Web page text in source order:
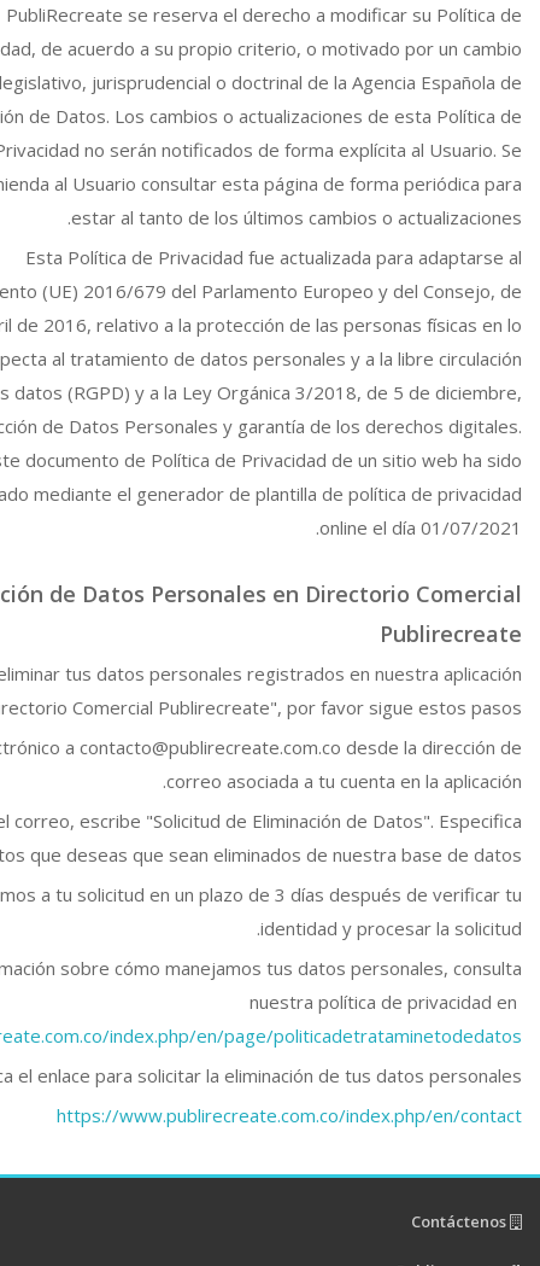
PubliRecreate se reserva el derecho a modificar su Política de
de acuerdo a su propio criterio, o motivado por un cambio
legislativo, jurisprudencial o doctrinal de la Agencia Española de
de Datos. Los cambios o actualizaciones de esta Política de
no serán notificados de forma explícita al Usuario. Se
al Usuario consultar esta página de forma periódica para
estar al tanto de los últimos cambios o actualizaciones.
Esta Política de Privacidad fue actualizada para adaptarse al
(UE) 2016/679 del Parlamento Europeo y del Consejo, de
de 2016, relativo a la protección de las personas físicas en lo
al tratamiento de datos personales y a la libre circulación
datos (RGPD) y a la Ley Orgánica 3/2018, de 5 de diciembre,
de Datos Personales y garantía de los derechos digitales.
documento de Política de Privacidad de un sitio web ha sido
mediante el generador de plantilla de política de privacidad
online el día 01/07/2021.
de Datos Personales en Directorio Comercial
Publirecreate
tus datos personales registrados en nuestra aplicación
Comercial Publirecreate", por favor sigue estos pasos:
a contacto@publirecreate.com.co desde la dirección de
correo asociada a tu cuenta en la aplicación.
correo, escribe "Solicitud de Eliminación de Datos". Especifica
que deseas que sean eliminados de nuestra base de datos.
a tu solicitud en un plazo de 3 días después de verificar tu
identidad y procesar la solicitud.
sobre cómo manejamos tus datos personales, consulta
nuestra política de privacidad en
index.php/en/page/politicadetrataminetodedatos
el enlace para solicitar la eliminación de tus datos personales
https://www.publirecreate.com.co/index.php/en/contact